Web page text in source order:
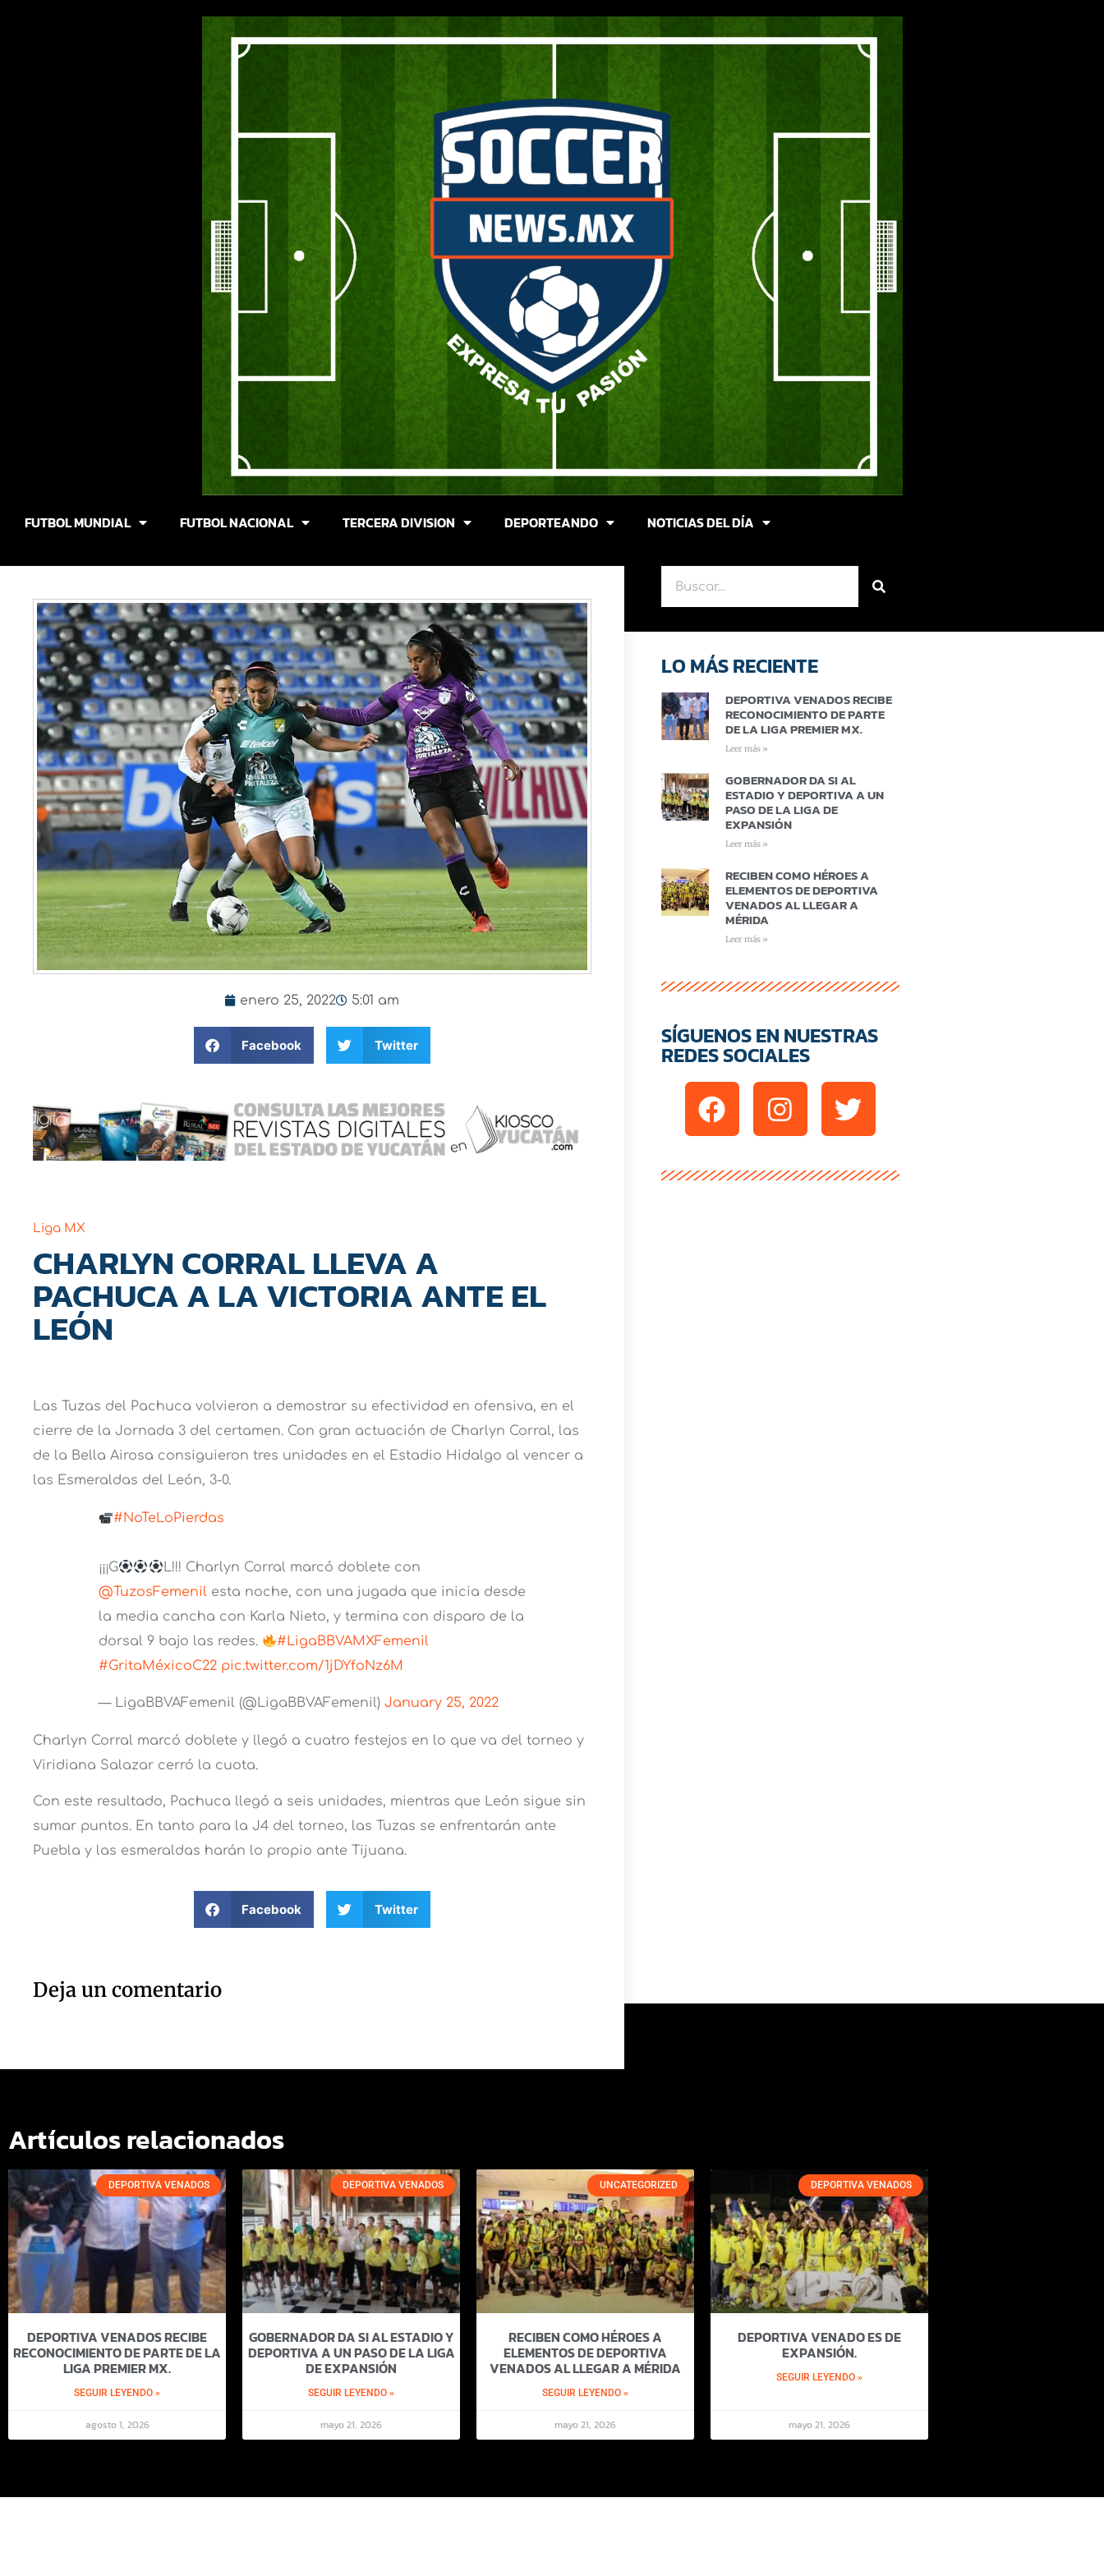
FUTBOL MUNDIAL FUTBOL NACIONAL TERCERA DIVISION DEPORTEANDO NOTICIAS DEL DÍA
enero 25, 2022 5:01 am
Facebook Twitter
Liga MX
CHARLYN CORRAL LLEVA A
PACHUCA A LA VICTORIA ANTE EL
LEÓN
Las Tuzas del Pachuca volvieron a demostrar su efectividad en ofensiva, en el
cierre de la Jornada 3 del certamen. Con gran actuación de Charlyn Corral, las
de la Bella Airosa consiguieron tres unidades en el Estadio Hidalgo al vencer a
las Esmeraldas del León, 3-0.
#NoTeLoPierdas
¡¡¡G
L!!! Charlyn Corral marcó doblete con
@TuzosFemenil esta noche, con una jugada que inicia desde
la media cancha con Karla Nieto, y termina con disparo de la
dorsal 9 bajo las redes.
#LigaBBVAMXFemenil
#GritaMéxicoC22 pic.twitter.com/1jDYfoNz6M
— LigaBBVAFemenil (@LigaBBVAFemenil) January 25, 2022
Charlyn Corral marcó doblete y llegó a cuatro festejos en lo que va del torneo y
Viridiana Salazar cerró la cuota.
Con este resultado, Pachuca llegó a seis unidades, mientras que León sigue sin
sumar puntos. En tanto para la J4 del torneo, las Tuzas se enfrentarán ante
Puebla y las esmeraldas harán lo propio ante Tijuana.
Facebook Twitter
Deja un comentario
LO MÁS RECIENTE
DEPORTIVA VENADOS RECIBE
RECONOCIMIENTO DE PARTE
DE LA LIGA PREMIER MX.
Leer más »
GOBERNADOR DA SI AL
ESTADIO Y DEPORTIVA A UN
PASO DE LA LIGA DE
EXPANSIÓN
Leer más »
RECIBEN COMO HÉROES A
ELEMENTOS DE DEPORTIVA
VENADOS AL LLEGAR A
MÉRIDA
Leer más »
SÍGUENOS EN NUESTRAS
REDES SOCIALES
Artículos relacionados
DEPORTIVA VENADOS
DEPORTIVA VENADOS RECIBE
RECONOCIMIENTO DE PARTE DE LA
LIGA PREMIER MX.
SEGUIR LEYENDO »
agosto 1, 2026
DEPORTIVA VENADOS
GOBERNADOR DA SI AL ESTADIO Y
DEPORTIVA A UN PASO DE LA LIGA
DE EXPANSIÓN
SEGUIR LEYENDO »
mayo 21, 2026
UNCATEGORIZED
RECIBEN COMO HÉROES A
ELEMENTOS DE DEPORTIVA
VENADOS AL LLEGAR A MÉRIDA
SEGUIR LEYENDO »
mayo 21, 2026
DEPORTIVA VENADOS
DEPORTIVA VENADO ES DE
EXPANSIÓN.
SEGUIR LEYENDO »
mayo 21, 2026